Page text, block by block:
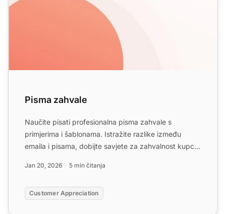
Pisma zahvale
Naučite pisati profesionalna pisma zahvale s
primjerima i šablonama. Istražite razlike između
emaila i pisama, dobijte savjete za zahvalnost kupcu
Jan 20, 2026 5 min čitanja
Customer Appreciation